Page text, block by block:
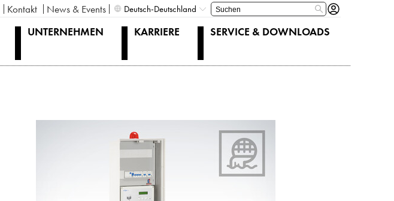
Kontakt News & Events Deutsch-Deutschland
UNTERNEHMEN KARRIERE SERVICE & DOWNLOADS